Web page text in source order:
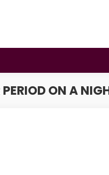
ON A